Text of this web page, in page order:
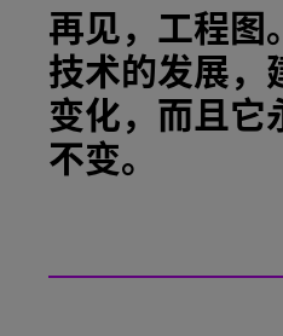
再见，工程图
技术的发展，
变化，而且它
不变。